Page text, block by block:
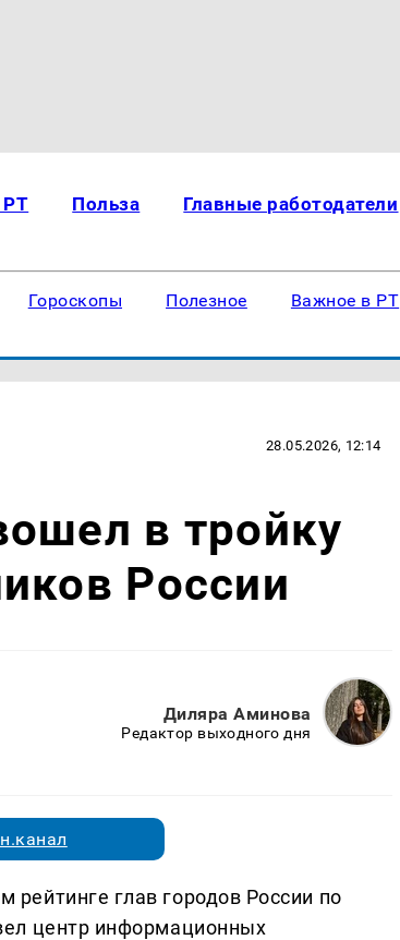
РТ Польза Главные работодатели
Гороскопы Полезное Важное в РТ
28.05.2026, 12:14
в тройку
России
Диляра Аминова
Редактор выходного дня
глав городов России по
центр информационных